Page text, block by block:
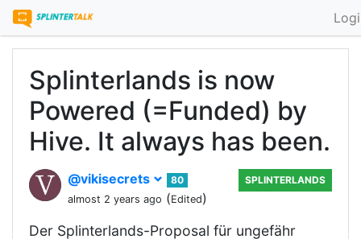
Splinterlands is now
Powered (=Funded) by
Hive. It always has been.
@vikisecrets
80
almost 2 years ago (Edited)
SPLINTERLANDS
Der Splinterlands-Proposal für ungefähr